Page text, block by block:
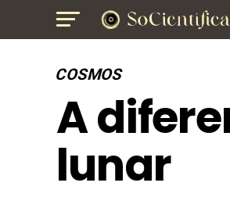
COSMOS
A
lunar